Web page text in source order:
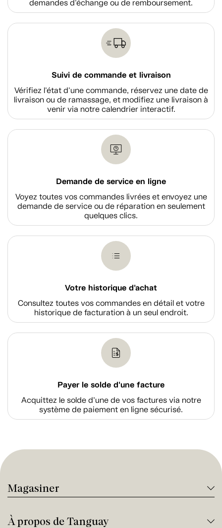
demandes d'échange ou de remboursement.
Suivi de commande et livraison
Vérifiez l'état d'une commande, réservez une date de
livraison ou de ramassage, et modifiez une livraison à
venir via notre calendrier interactif.
Demande de service en ligne
Voyez toutes vos commandes livrées et envoyez une
demande de service ou de réparation en seulement
quelques clics.
Votre historique d'achat
Consultez toutes vos commandes en détail et votre
historique de facturation à un seul endroit.
Payer le solde d'une facture
Acquittez le solde d’une de vos factures via notre
système de paiement en ligne sécurisé.
Magasiner
À propos de Tanguay